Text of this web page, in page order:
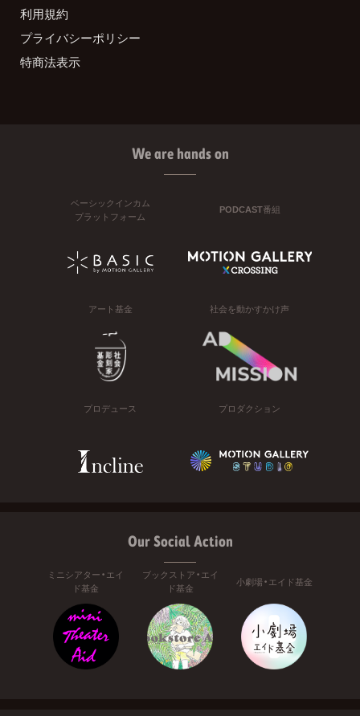
利用規約
プライバシーポリシー
特商法表示
We are hands on
ベーシックインカム
プラットフォーム
PODCAST番組
アート基金 社会を動かすかけ声
プロデュース プロダクション
Our Social Action
ミニシアター・エイ
ド基金
ブックストア・エイ
ド基金
小劇場・エイド基金